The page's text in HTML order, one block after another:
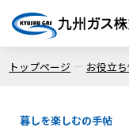
トップページ お役立
暮しを楽しむの手帖